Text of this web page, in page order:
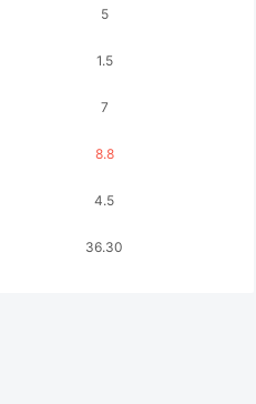
5
1.5
7
8.8
4.5
36.30